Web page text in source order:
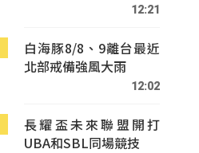
12:21
白海豚8/8、9離台最近
北部戒備強風大雨
12:02
長耀盃未來聯盟開打
UBA和SBL同場競技